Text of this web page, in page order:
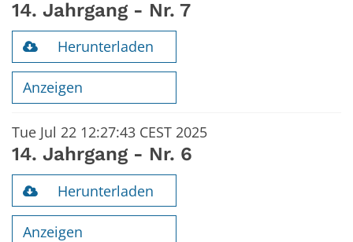
14. Jahrgang - Nr. 7
Herunterladen
Anzeigen
Tue Jul 22 12:27:43 CEST 2025
14. Jahrgang - Nr. 6
Herunterladen
Anzeigen